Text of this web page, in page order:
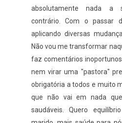
absolutamente nada a
contrário. Com o passar
aplicando diversas
Não vou me transformar
faz comentários
nem virar uma "pastora"
obrigatória a todos e muito
que não vai em nada
saudáveis. Quero